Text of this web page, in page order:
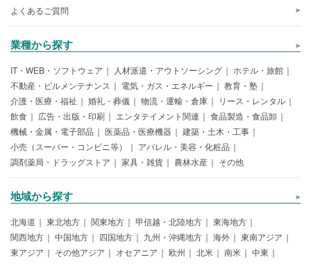
よくあるご質問
業種から探す
IT・WEB・ソフトウェア 人材派遣・アウトソーシング
ホテル・旅館
不動産・ビルメンテナンス
電気・ガス・エネルギー
教育・塾
介護・医療・福祉
婚礼・葬儀 物流・運輸・倉庫
リース・レンタル
飲食
広告・出版・印刷 エンタテイメント関連
食品製造・食品卸
機械・金属・電子部品
医薬品・医療機器
建築・土木・工事
小売（スーパー・コンビニ等）
アパレル・美容・化粧品
調剤薬局・ドラッグストア
家具・雑貨 農林水産 その他
地域から探す
北海道 東北地方 関東地方 甲信越・北陸地方
東海地方
関西地方
中国地方 四国地方 九州・沖縄地方 海外
東南アジア
東アジア
その他アジア オセアニア 欧州 北米 南米
中東